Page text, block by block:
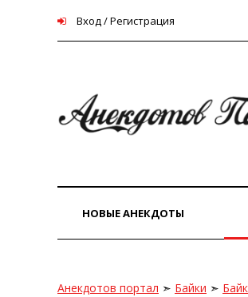
Вход / Регистрация
НОВЫЕ АНЕКДОТЫ
Анекдотов портал ➣ Байки ➣